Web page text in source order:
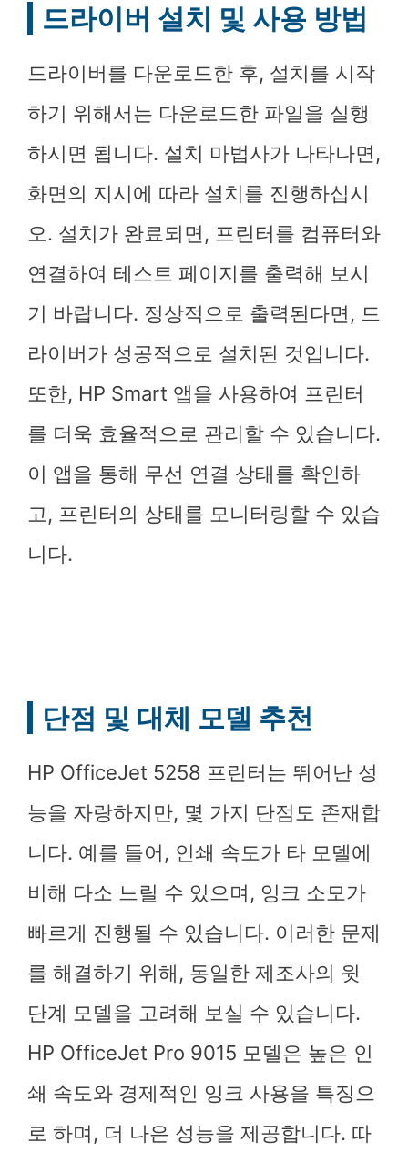
드라이버 설치 및 사용 방법
드라이버를 다운로드한 후, 설치를 시작
하기 위해서는 다운로드한 파일을 실행
하시면 됩니다. 설치 마법사가 나타나면,
화면의 지시에 따라 설치를 진행하십시
오. 설치가 완료되면, 프린터를 컴퓨터와
연결하여 테스트 페이지를 출력해 보시
기 바랍니다. 정상적으로 출력된다면, 드
라이버가 성공적으로 설치된 것입니다.
또한, HP Smart 앱을 사용하여 프린터
를 더욱 효율적으로 관리할 수 있습니다.
이 앱을 통해 무선 연결 상태를 확인하
고, 프린터의 상태를 모니터링할 수 있습
니다.
단점 및 대체 모델 추천
HP OfficeJet 5258 프린터는 뛰어난 성
능을 자랑하지만, 몇 가지 단점도 존재합
니다. 예를 들어, 인쇄 속도가 타 모델에
비해 다소 느릴 수 있으며, 잉크 소모가
빠르게 진행될 수 있습니다. 이러한 문제
를 해결하기 위해, 동일한 제조사의 윗
단계 모델을 고려해 보실 수 있습니다.
HP OfficeJet Pro 9015 모델은 높은 인
쇄 속도와 경제적인 잉크 사용을 특징으
로 하며, 더 나은 성능을 제공합니다. 따